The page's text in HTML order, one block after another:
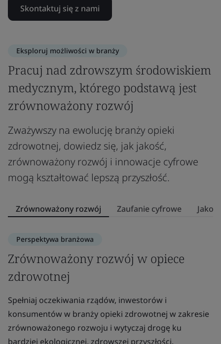
Skontaktuj się z nami
Eksploruj możliwości w branży
Pracuj nad zdrowszym środowiskiem
medycznym, którego podstawą jest
zrównoważony rozwój
Zważywszy na ewolucję branży opieki
zdrowotnej, dowiedz się, jak jakość,
zrównoważony rozwój i innowacje cyfrowe
mogą kształtować lepszą przyszłość.
Zrównoważony rozwój Zaufanie cyfrowe Jakość
Perspektywa branżowa
Zrównoważony rozwój w opiece
zdrowotnej
Spełniaj oczekiwania rządów, inwestorów i
konsumentów w branży opieki zdrowotnej w zakresie
zrównoważonego rozwoju i wytyczaj drogę ku
bardziej ekologicznej, zdrowszej przyszłości.